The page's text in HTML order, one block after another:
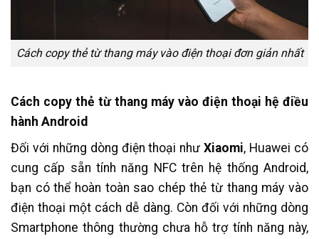
Cách copy thẻ từ thang máy vào điện thoại đơn giản nhất
Cách copy thẻ từ thang máy vào điện thoại hệ điều
hành Android
Đối với những dòng điện thoại nhưXiaomi, Huawei có
cung cấp sẵn tính năng NFC trên hệ thống Android,
bạn có thể hoàn toàn sao chép thẻ từ thang máy vào
điện thoại một cách dễ dàng. Còn đối với những dòng
Smartphone thông thường chưa hỗ trợ tính năng này,